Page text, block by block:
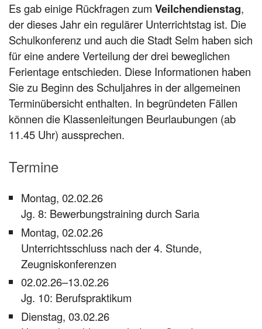
Es gab einige Rückfragen zum Veilchendienstag,
der dieses Jahr ein regulärer Unterrichtstag ist. Die
Schulkonferenz und auch die Stadt Selm haben sich
für eine andere Verteilung der drei beweglichen
Ferientage entschieden. Diese Informationen haben
Sie zu Beginn des Schuljahres in der allgemeinen
Terminübersicht enthalten. In begründeten Fällen
können die Klassenleitungen Beurlaubungen (ab
11.45 Uhr) aussprechen.
Termine
Montag, 02.02.26
Jg. 8: Bewerbungstraining durch Saria
Montag, 02.02.26
Unterrichtsschluss nach der 4. Stunde,
Zeugniskonferenzen
02.02.26–13.02.26
Jg. 10: Berufspraktikum
Dienstag, 03.02.26